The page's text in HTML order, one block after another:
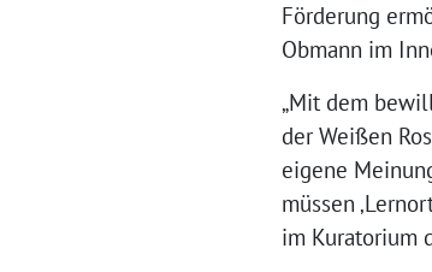
Förderung
Obmann im
„Mit dem
der Weißen
eigene
müssen
im Kuratorium